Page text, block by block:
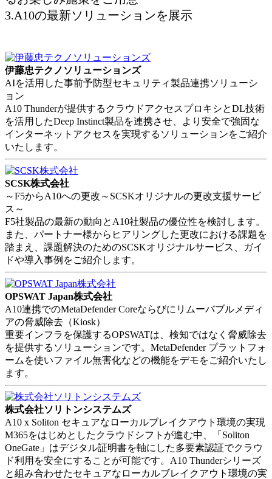
3.A10の最新ソリューションを展示
伊藤忠テクノソリューションズ
AIを活用した事前予防型セキュリティ製品連携ソリューシ
ョン
A10 Thunderが提供するクラウドアクセスプロキシとDL技術
を活用したDeep Instinct製品を連携させ、より安全で強固な
インターネットアクセスを実現するソリューションをご紹介
いたします。
SCSK株式会社
～F5からA10への更改～SCSKオリジナルの更改支援サービ
ス～
F5社製品の最新の動向とA10社製品の優位性を検討します。
また、パートナー様からヒアリングした更改における課題を
踏まえ、課題解決のためのSCSKオリジナルサービス、ガイ
ドや導入事例をご紹介します。
OPSWAT Japan株式会社
A10連携でのMetaDefender Coreならびにリムーバブルメディ
アの脅威除去（Kiosk）
重要インフラを保護するOPSWATは、検知ではなく脅威除去
を提供するソリューションです。MetaDefender プラットフォ
ームを使いファイル無害化などの機能をデモをご紹介いたし
ます。
株式会社ソリトンシステムズ
A10 x Soliton セキュアなローカルブレイクアウト環境の実現
M365をはじめとしたクラウドシフトが進む中、「Soliton
OneGate」はデジタル証明書を軸にした多要素認証でクラウ
ド利用を安全にすることが可能です。A10 Thunderシリーズ
と組み合わせたセキュアなローカルブレイクアウト環境の実